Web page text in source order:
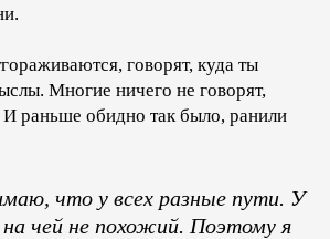
говорят, куда ты
Многие ничего не говорят,
раньше обидно так было, ранили
что у всех разные пути. У
на чей не похожий. Поэтому я